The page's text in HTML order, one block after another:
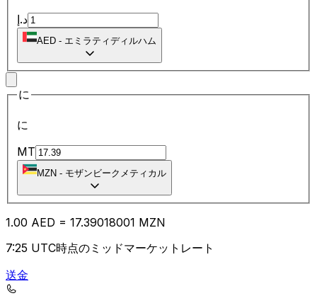
د.إ
AED - エミラティディルハム
に
に
MT
MZN - モザンビークメティカル
1.00 AED = 17.39018001 MZN
7:25 UTC時点のミッドマーケットレート
送金